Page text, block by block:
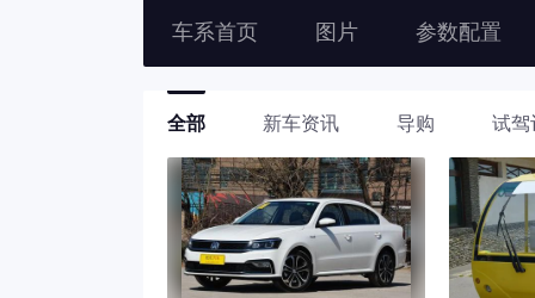
车系首页 图片 参数配置
全部 新车资讯 导购 试驾